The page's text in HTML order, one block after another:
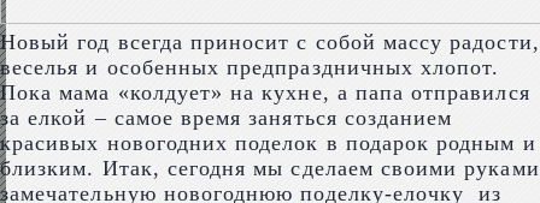
Новый год всегда приносит с собой массу радости,
веселья и особенных предпраздничных хлопот.
Пока мама «колдует» на кухне, а папа отправился
за елкой – самое время заняться созданием
красивых новогодних поделок в подарок родным и
близким. Итак, сегодня мы сделаем своими руками
замечательную новогоднюю поделку-елочку из